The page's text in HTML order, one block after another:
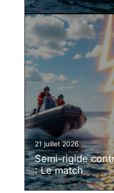
21 juillet 2026
Semi-rigide
: Le match